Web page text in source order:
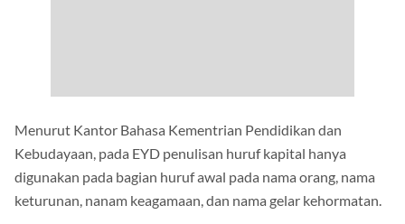
Menurut Kantor Bahasa Kementrian Pendidikan dan
Kebudayaan, pada EYD penulisan huruf kapital hanya
digunakan pada bagian huruf awal pada nama orang, nama
keturunan, nanam keagamaan, dan nama gelar kehormatan.